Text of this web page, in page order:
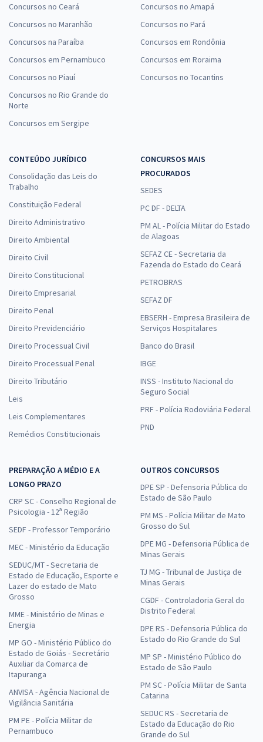
Concursos no Ceará
Concursos no Maranhão
Concursos na Paraíba
Concursos em Pernambuco
Concursos no Piauí
Concursos no Rio Grande do
Norte
Concursos em Sergipe
Concursos no Amapá
Concursos no Pará
Concursos em Rondônia
Concursos em Roraima
Concursos no Tocantins
CONTEÚDO JURÍDICO
Consolidação das Leis do
Trabalho
Constituição Federal
Direito Administrativo
Direito Ambiental
Direito Civil
Direito Constitucional
Direito Empresarial
Direito Penal
Direito Previdenciário
Direito Processual Civil
Direito Processual Penal
Direito Tributário
Leis
Leis Complementares
Remédios Constitucionais
CONCURSOS MAIS
PROCURADOS
SEDES
PC DF - DELTA
PM AL - Polícia Militar do Estado
de Alagoas
SEFAZ CE - Secretaria da
Fazenda do Estado do Ceará
PETROBRAS
SEFAZ DF
EBSERH - Empresa Brasileira de
Serviços Hospitalares
Banco do Brasil
IBGE
INSS - Instituto Nacional do
Seguro Social
PRF - Polícia Rodoviária Federal
PND
PREPARAÇÃO A MÉDIO E A
LONGO PRAZO
CRP SC - Conselho Regional de
Psicologia - 12ª Região
SEDF - Professor Temporário
MEC - Ministério da Educação
SEDUC/MT - Secretaria de
Estado de Educação, Esporte e
Lazer do estado de Mato
Grosso
MME - Ministério de Minas e
Energia
MP GO - Ministério Público do
Estado de Goiás - Secretário
Auxiliar da Comarca de
Itapuranga
ANVISA - Agência Nacional de
Vigilância Sanitária
PM PE - Polícia Militar de
Pernambuco
OUTROS CONCURSOS
DPE SP - Defensoria Pública do
Estado de São Paulo
PM MS - Polícia Militar de Mato
Grosso do Sul
DPE MG - Defensoria Pública de
Minas Gerais
TJ MG - Tribunal de Justiça de
Minas Gerais
CGDF - Controladoria Geral do
Distrito Federal
DPE RS - Defensoria Pública do
Estado do Rio Grande do Sul
MP SP - Ministério Público do
Estado de São Paulo
PM SC - Polícia Militar de Santa
Catarina
SEDUC RS - Secretaria de
Estado da Educação do Rio
Grande do Sul